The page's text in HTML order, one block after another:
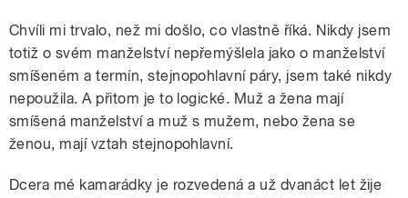
Chvíli mi trvalo, než mi došlo, co vlastně říká. Nikdy jsem
totiž o svém manželství nepřemýšlela jako o manželství
smíšeném a termín, stejnopohlavní páry, jsem také nikdy
nepoužila. A přitom je to logické. Muž a žena mají
smíšená manželství a muž s mužem, nebo žena se
ženou, mají vztah stejnopohlavní.
Dcera mé kamarádky je rozvedená a už dvanáct let žije